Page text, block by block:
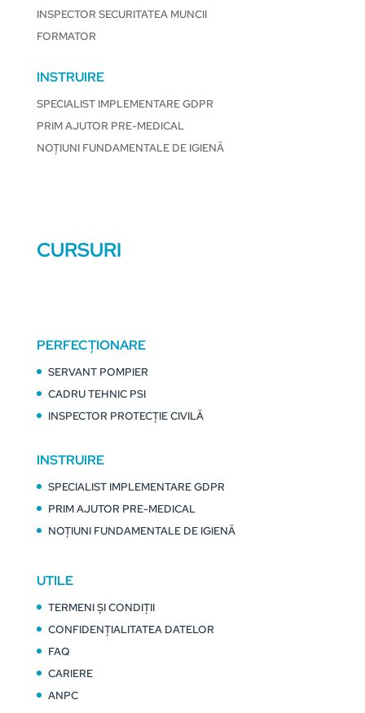
INSPECTOR SECURITATEA MUNCII
FORMATOR
INSTRUIRE
SPECIALIST IMPLEMENTARE GDPR
PRIM AJUTOR PRE-MEDICAL
NOȚIUNI FUNDAMENTALE DE IGIENĂ
CURSURI
PERFECȚIONARE
SERVANT POMPIER
CADRU TEHNIC PSI
INSPECTOR PROTECȚIE CIVILĂ
INSTRUIRE
SPECIALIST IMPLEMENTARE GDPR
PRIM AJUTOR PRE-MEDICAL
NOȚIUNI FUNDAMENTALE DE IGIENĂ
UTILE
TERMENI ȘI CONDIȚII
CONFIDENȚIALITATEA DATELOR
FAQ
CARIERE
ANPC